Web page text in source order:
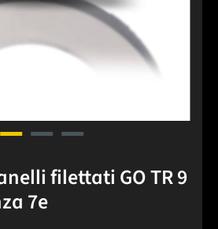
filettati GO TR 9
7e